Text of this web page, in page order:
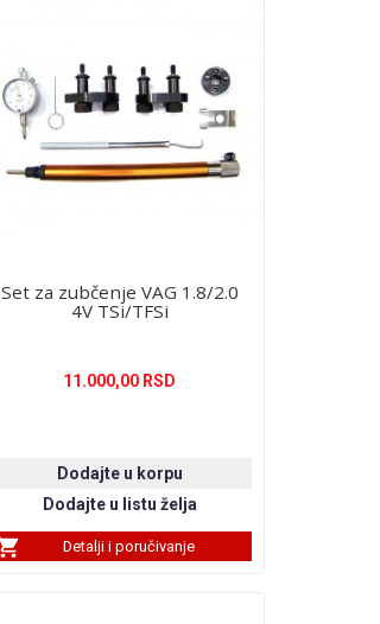
Set za zubčenje VAG 1.8/2.0
4V TSi/TFSi
11.000,00 RSD
Detalji i poručivanje